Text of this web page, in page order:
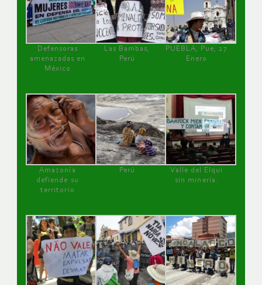
Defensoras
amenazadas en
México
Las Bambas,
Perú
PUEBLA, Pue, 27
Enero
Amazonía
defiende su
territorio
Perú
Valle del Elqui
sin minería.